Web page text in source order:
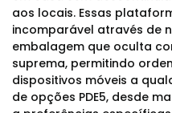
aos locais. Essas
incomparável através de
embalagem que oculta
suprema, permitindo
dispositivos móveis a
de opções PDE5, desde